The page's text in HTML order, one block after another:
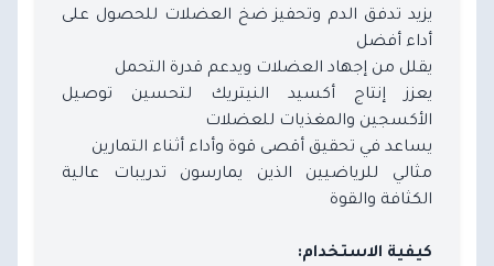
يزيد تدفق الدم وتحفيز ضخ العضلات للحصول على
أداء أفضل
يقلل من إجهاد العضلات ويدعم قدرة التحمل
يعزز إنتاج أكسيد النيتريك لتحسين توصيل
الأكسجين والمغذيات للعضلات
يساعد في تحقيق أقصى قوة وأداء أثناء التمارين
مثالي للرياضيين الذين يمارسون تدريبات عالية
الكثافة والقوة
كيفية الاستخدام: